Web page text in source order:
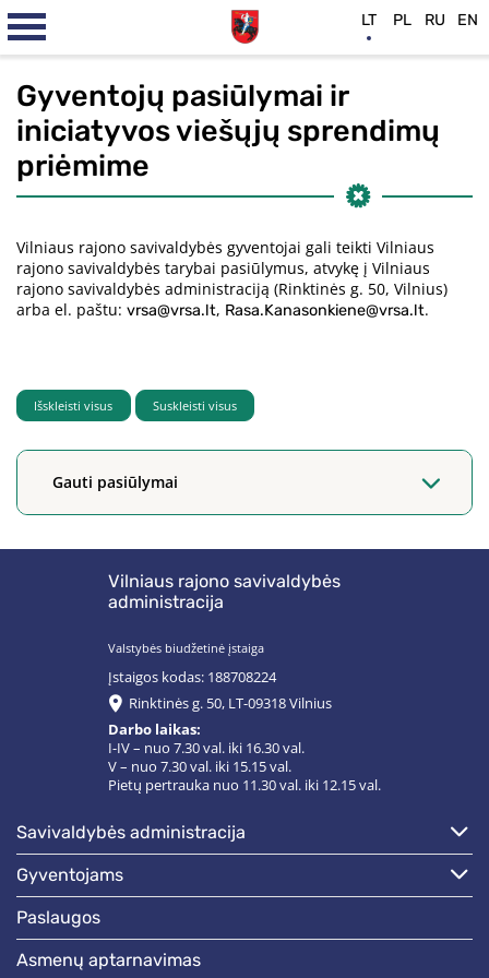
Gyventojų pasiūlymai ir
iniciatyvos viešųjų sprendimų
priėmime
Vilniaus rajono savivaldybės gyventojai gali teikti Vilniaus
rajono savivaldybės tarybai pasiūlymus, atvykę į Vilniaus
rajono savivaldybės administraciją (Rinktinės g. 50, Vilnius)
arba el. paštu: vrsa@vrsa.lt, Rasa.Kanasonkiene@vrsa.lt.
Išskleisti visus Suskleisti visus
Gauti pasiūlymai
Vilniaus rajono savivaldybės
administracija
Valstybės biudžetinė įstaiga
Įstaigos kodas: 188708224
Rinktinės g. 50, LT-09318 Vilnius
Darbo laikas:
I-IV – nuo 7.30 val. iki 16.30 val.
V – nuo 7.30 val. iki 15.15 val.
Pietų pertrauka nuo 11.30 val. iki 12.15 val.
savivaldybės administracija
gyventojams
paslaugos
asmenų aptarnavimas
LT PL RU EN